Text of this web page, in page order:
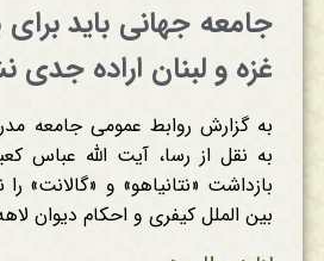
جامعه جهانی باید برای
غزه و لبنان اراده
به گزارش روابط عمومی جامعه
به نقل از رسا، آیت الله عباس
بازداشت «نتانیاهو» و «گالانت»
بین الملل کیفری و احکام دیوان